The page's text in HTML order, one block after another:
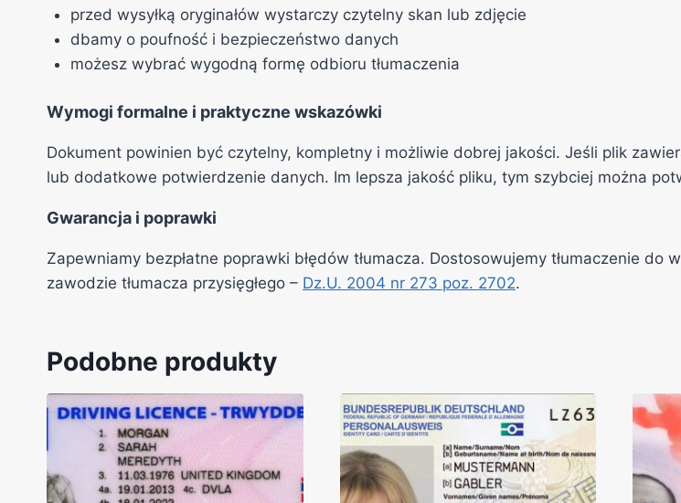
przed wysyłką oryginałów wystarczy czytelny skan lub zdjęcie
dbamy o poufność i bezpieczeństwo danych
możesz wybrać wygodną formę odbioru tłumaczenia
Wymogi formalne i praktyczne wskazówki
Dokument powinien być czytelny, kompletny i możliwie dobrej jakości. Jeśli plik
lub dodatkowe potwierdzenie danych. Im lepsza jakość pliku, tym szybciej można
Gwarancja i poprawki
Zapewniamy bezpłatne poprawki błędów tłumacza. Dostosowujemy tłumaczenie
zawodzie tłumacza przysięgłego – Dz.U. 2004 nr 273 poz. 2702.
Podobne produkty